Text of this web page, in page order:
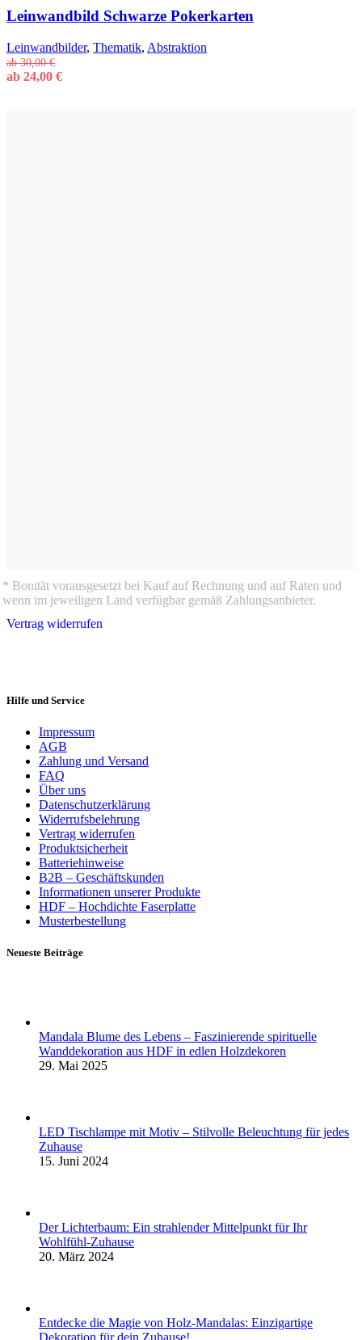
Leinwandbild Schwarze Pokerkarten
Leinwandbilder, Thematik, Abstraktion
ab30,00€
ab 24,00 €
* Bonität vorausgesetzt bei Kauf auf Rechnung und auf Raten und
wenn im jeweiligen Land verfügbar gemäß Zahlungsanbieter.
Vertrag widerrufen
Hilfe und Service
Impressum
AGB
Zahlung und Versand
FAQ
Über uns
Datenschutzerklärung
Widerrufsbelehrung
Vertrag widerrufen
Produktsicherheit
Batteriehinweise
B2B – Geschäftskunden
Informationen unserer Produkte
HDF – Hochdichte Faserplatte
Musterbestellung
Neueste Beiträge
Mandala Blume des Lebens – Faszinierende spirituelle
Wanddekoration aus HDF in edlen Holzdekoren
29. Mai 2025
LED Tischlampe mit Motiv – Stilvolle Beleuchtung für jedes
Zuhause
15. Juni 2024
Der Lichterbaum: Ein strahlender Mittelpunkt für Ihr
Wohlfühl-Zuhause
20. März 2024
Entdecke die Magie von Holz-Mandalas: Einzigartige
Dekoration für dein Zuhause!